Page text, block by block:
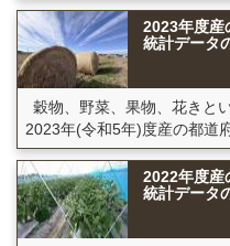
2023年度産
統計データ
穀物、野菜、果物、花きと
2023年(令和5年)度産の都道
2022年度産
統計データ